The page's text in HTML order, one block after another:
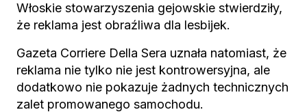
Włoskie stowarzyszenia gejowskie stwierdziły,
że reklama jest obraźliwa dla lesbijek.
Gazeta Corriere Della Sera uznała natomiast, że
reklama nie tylko nie jest kontrowersyjna, ale
dodatkowo nie pokazuje żadnych technicznych
zalet promowanego samochodu.